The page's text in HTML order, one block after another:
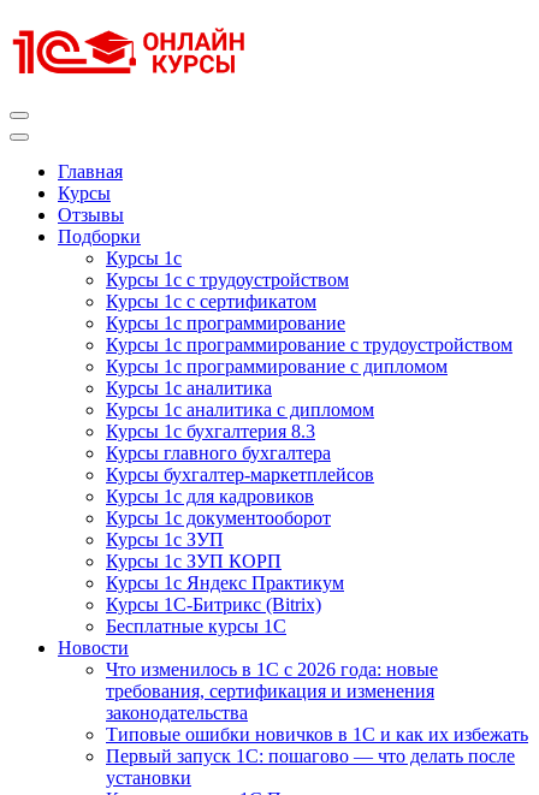
к
содержимому
Главная
Курсы
Отзывы
Подборки
Курсы 1с
Курсы 1с с трудоустройством
Курсы 1с с сертификатом
Курсы 1с программирование
Курсы 1с программирование с трудоустройством
Курсы 1с программирование с дипломом
Курсы 1с аналитика
Курсы 1с аналитика с дипломом
Курсы 1с бухгалтерия 8.3
Курсы главного бухгалтера
Курсы бухгалтер-маркетплейсов
Курсы 1с для кадровиков
Курсы 1с документооборот
Курсы 1с ЗУП
Курсы 1с ЗУП КОРП
Курсы 1с Яндекс Практикум
Курсы 1С-Битрикс (Bitrix)
Бесплатные курсы 1С
Новости
Что изменилось в 1С с 2026 года: новые
требования, сертификация и изменения
законодательства
Типовые ошибки новичков в 1С и как их избежать
Первый запуск 1С: пошагово — что делать после
установки